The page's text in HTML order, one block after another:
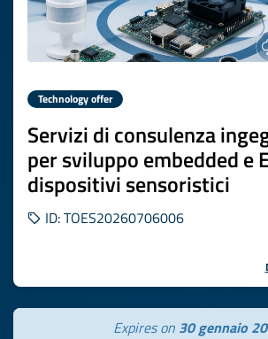
Technology offer
Servizi di consulenza
per sviluppo embedded e
dispositivi sensoristici
ID: TOES20260706006
Expires on 30 gennaio